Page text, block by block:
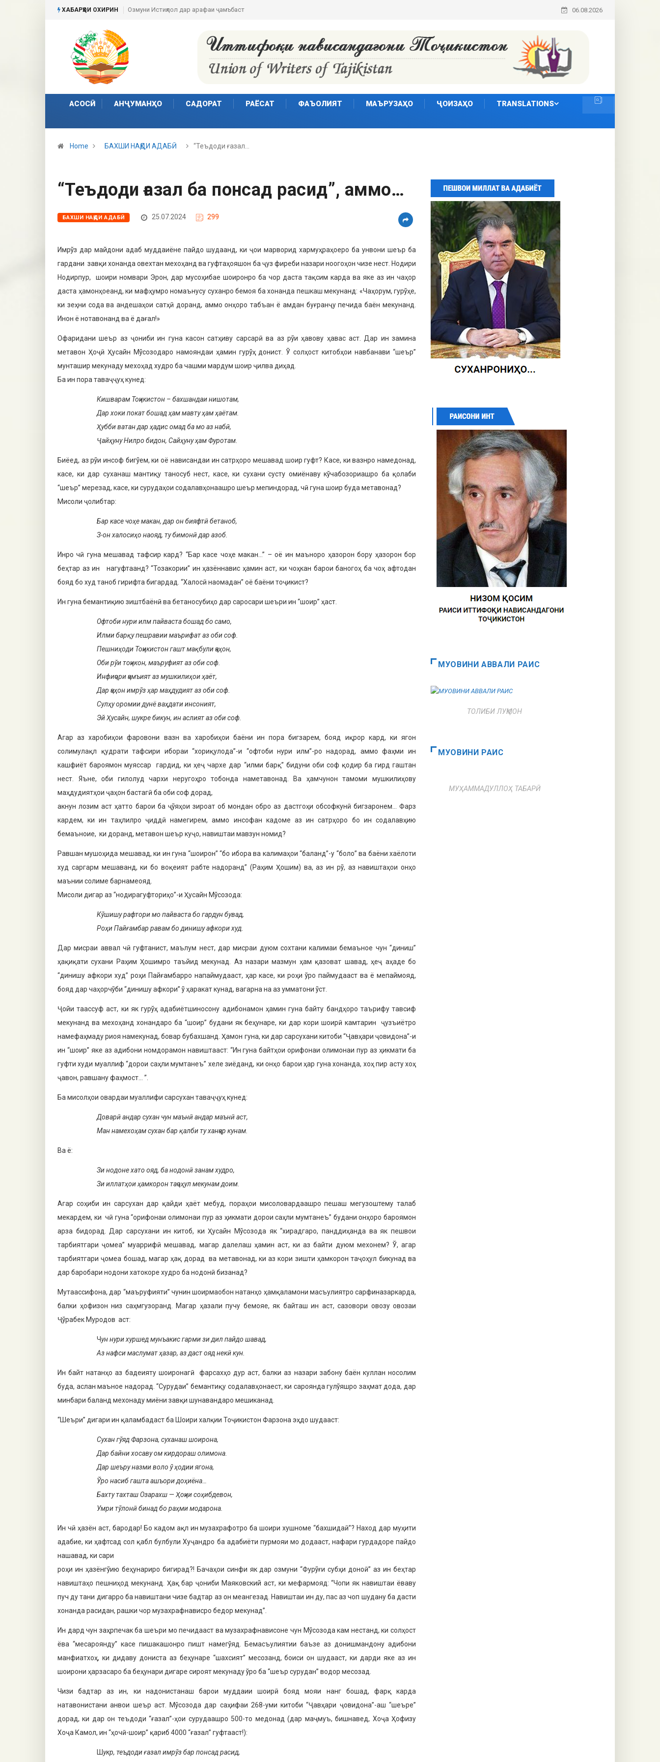
ХАБАРҲОИ ОХИРИН Набзи ғазали имрӯз 06.08.2026
АСОСӢ АНҶУМАНҲО САДОРАТ РАЁСАТ ФАЪОЛИЯТ МАЪРУЗАҲО ҶОИЗАҲО TRANSLATIONS
Home БАХШИ НАҚДИ АДАБӢ “Теъдоди ғазал…
“Теъдоди ғазал ба понсад расид”, аммо…
БАХШИ НАҚДИ АДАБӢ 25.07.2024 299
Имрўз дар майдони адаб муддаиёне пайдо шудаанд, ки ҷои марворид хармуҳраҳоеро ба унвони шеър ба
гардани завқи хонанда овехтан мехоҳанд ва гуфтаҳояшон ба ҷуз фиреби назари ноогоҳон чизе нест. Нодири
Нодирпур, шоири номвари Эрон, дар мусоҳибае шоиронро ба чор даста тақсим карда ва яке аз ин чаҳор
даста ҳамонҳоеанд, ки мафҳумро номаънусу суханро бемоя ба хонанда пешкаш мекунанд: «Чаҳорум, гурўҳе,
ки зеҳни сода ва андешаҳои сатҳӣ доранд, аммо онҳоро табъан ё амдан буғранҷу печида баён мекунанд.
Инон ё нотавонанд ва ё дағал!»
Офаридани шеър аз ҷониби ин гуна касон сатҳиву сарсарӣ ва аз рўи ҳавову ҳавас аст. Дар ин замина
метавон Ҳоҷӣ Ҳусайн Мўсозодаро намояндаи ҳамин гурўҳ донист. Ў солҳост китобҳои навбанави “шеър”
мунташир мекунаду мехоҳад худро ба чашми мардум шоир ҷилва диҳад.
Ба ин пора таваҷҷуҳ кунед:
Кишварам Тоҷикистон – бахшандаи нишотам,
Дар хоки покат бошад ҳам мавту ҳам ҳаётам.
Ҳубби ватан дар ҳадис омад ба мо аз набӣ,
Ҷайҳуну Нилро бидон, Сайҳуну ҳам Фуротам.
Биёед, аз рўи инсоф бигўем, ки оё нависандаи ин сатрҳоро мешавад шоир гуфт? Касе, ки вазнро намедонад,
касе, ки дар суханаш мантиқу таносуб нест, касе, ки сухани сусту омиёнаву кўчабозориашро ба қолаби
“шеър” мерезад, касе, ки сурудаҳои содалавҳонаашро шеър мепиндорад, чӣ гуна шоир буда метавонад?
Мисоли ҷолибтар:
Бар касе чоҳе макан, дар он бияфтӣ бетаноб,
З-он халосиҳо наояд, ту бимонӣ дар азоб.
Инро чӣ гуна мешавад тафсир кард? “Бар касе чоҳе макан…” – оё ин маъноро ҳазорон бору ҳазорон бор
беҳтар аз ин нагуфтаанд? “Тозакории” ин ҳазённавис ҳамин аст, ки чоҳкан барои баногоҳ ба чоҳ афтодан
бояд бо худ таноб гирифта бигардад. “Халосӣ наомадан” оё баёни тоҷикист?
Ин гуна бемантиқию зиштбаёнӣ ва бетаносубиҳо дар саросари шеъри ин “шоир” ҳаст.
Офтоби нури илм пайваста бошад бо само,
Илми барқу пешравии маърифат аз оби соф.
Пешниҳоди Тоҷикистон гашт мақбули ҷаҳон,
Оби рўи тоҷикон, маъруфият аз оби соф.
Инфиҷори ҷамъият аз мушкилиҳои ҳаёт,
Дар ҷаҳон имрўз ҳар маҳдудият аз оби соф.
Сулҳу оромии дунё ваҳдати инсоният,
Эй Ҳусайн, шукре бикун, ин аслият аз оби соф.
Агар аз харобиҳои фаровони вазн ва харобиҳои баёни ин пора бигзарем, бояд иқрор кард, ки ягон
солимулақл қудрати тафсири ибораи “хориқулода”-и “офтоби нури илм”-ро надорад, аммо фаҳми ин
кашфиёт бароямон муяссар гардид, ки ҳеҷ чархе дар “илми барқ” бидуни оби соф қодир ба гирд гаштан
нест. Яъне, оби гилолуд чархи неругоҳро тобонда наметавонад. Ва ҳамчунон тамоми мушкилиҳову
маҳдудиятҳои ҷаҳон бастагӣ ба оби соф дорад,
акнун лозим аст ҳатто барои ба ҷўяҳои зироат об мондан обро аз дастгоҳи обсофкунӣ бигзаронем… Фарз
кардем, ки ин таҳлилро ҷиддӣ намегирем, аммо инсофан кадоме аз ин сатрҳоро бо ин содалавҳию
бемаъноие, ки доранд, метавон шеър куҷо, навиштаи мавзун номид?
Равшан мушоҳида мешавад, ки ин гуна “шоирон” “бо ибора ва калимаҳои “баланд”-у “боло” ва баёни хаёлоти
худ саргарм мешаванд, ки бо воқеият рабте надоранд” (Раҳим Ҳошим) ва, аз ин рў, аз навиштаҳои онҳо
маънии солиме барнамеояд.
Мисоли дигар аз “нодирагуфториҳо”-и Ҳусайн Мўсозода:
Кўшишу рафтори мо пайваста бо гардун бувад,
Роҳи Пайғамбар равам бо динишу афкори худ.
Дар мисраи аввал чӣ гуфтанист, маълум нест, дар мисраи дуюм сохтани калимаи бемаъное чун “диниш”
ҳақиқати сухани Раҳим Ҳошимро таъйид мекунад. Аз назари мазмун ҳам қазоват шавад, ҳеҷ аҳаде бо
“динишу афкори худ” роҳи Пайғамбарро напаймудааст, ҳар касе, ки роҳи ўро паймудааст ва ё мепаймояд,
бояд дар чаҳорчўби “динишу афкори” ў ҳаракат кунад, вагарна на аз умматони ўст.
Ҷойи таассуф аст, ки як гурўҳ адабиётшиносону адибонамон ҳамин гуна байту бандҳоро таърифу тавсиф
мекунанд ва мехоҳанд хонандаро ба “шоир” будани як беҳунаре, ки дар кори шоирӣ камтарин ҷузъиётро
намефаҳмаду риоя намекунад, бовар бубахшанд. Ҳамон гуна, ки дар сарсухани китоби “Ҷавҳари ҷовидона”-и
ин “шоир” яке аз адибони номдорамон навиштааст: “Ин гуна байтҳои орифонаи олимонаи пур аз ҳикмати ба
гуфти худи муаллиф “дорои саҳли мумтанеъ” хеле зиёданд, ки онҳо барои ҳар гуна хонанда, хоҳ пир асту хоҳ
ҷавон, равшану фаҳмост… ”.
Ба мисолҳои овардаи муаллифи сарсухан таваҷҷуҳ кунед:
Доварӣ андар сухан чун маънӣ андар маънӣ аст,
Ман намехоҳам сухан бар қалби ту ханҷар кунам.
Ва ё:
Зи нодоне хато ояд, ба нодонӣ занам худро,
Зи иллатҳои ҳамкорон таҷоҳул мекунам доим.
Агар соҳиби ин сарсухан дар қайди ҳаёт мебуд, пораҳои мисоловардаашро пешаш мегузоштему талаб
мекардем, ки чӣ гуна “орифонаи олимонаи пур аз ҳикмати дорои саҳли мумтанеъ” будани онҳоро бароямон
арза бидорад. Дар сарсухани ин китоб, ки Ҳусайн Мўсозода як “хирадгаро, панддиҳанда ва як пешвои
тарбиятгари ҷомеа” муаррифӣ мешавад, магар далелаш ҳамин аст, ки аз байти дуюм мехонем? Ў, агар
тарбиятгари ҷомеа бошад, магар ҳақ дорад ва метавонад, ки аз кори зишти ҳамкорон таҷоҳул бикунад ва
дар баробари нодони хатокоре худро ба нодонӣ бизанад?
Мутаассифона, дар “маъруфияти” чунин шоирмаобон натанҳо ҳамқаламони масъулиятро сарфиназаркарда,
балки ҳофизон низ саҳмгузоранд. Магар ҳазали пучу бемояе, як байташ ин аст, сазовори овозу овозаи
Ҷўрабек Муродов аст:
Чун нури хуршед мунъакис гарми зи дил пайдо шавад,
Аз нафси маслумат ҳазар, аз даст ояд некӣ кун.
Ин байт натанҳо аз бадеияту шоиронагӣ фарсахҳо дур аст, балки аз назари забону баён куллан носолим
буда, аслан маъное надорад. “Сурудаи” бемантиқу содалавҳонаест, ки сароянда гулўяшро заҳмат дода, дар
минбари баланд мехонаду миёни завқи шунавандаро мешиканад.
“Шеъри” дигари ин қаламбадаст ба Шоири халқии Тоҷикистон Фарзона эҳдо шудааст:
Сухан гўяд Фарзона, суханаш шоирона,
Дар байни хосаву ом кирдораш олимона.
Дар шеъру назми воло ў ҳодии ягона,
Ўро насиб гашта ашъори доҳиёна…
Бахту тахташ Озарахш — Ҳоҷии соҳибдевон,
Умри тўлонӣ бинад бо раҳми модарона.
Ин чӣ ҳазён аст, бародар! Бо кадом ақл ин музахрафотро ба шоири хушноме “бахшидаӣ”? Наход дар муҳити
адабие, ки ҳафтсад сол қабл булбули Хуҷандро ба адабиёти пурмояи мо додааст, нафари гурдадоре пайдо
нашавад, ки сари
роҳи ин ҳазёнгўию беҳунариро бигирад?! Бачаҳои синфи як дар озмуни “Фурўғи субҳи доноӣ” аз ин беҳтар
навиштаҳо пешниҳод мекунанд. Ҳақ бар ҷониби Маяковский аст, ки мефармояд: “Чопи як навиштаи ёваву
пуч ду тани дигарро ба навиштани чизе бадтар аз он меангезад. Навиштаи ин ду, пас аз чоп шудану ба дасти
хонанда расидан, рашки чор музахрафнависро бедор мекунад”.
Ин дард чун заҳрпечак ба шеъри мо печидааст ва музахрафнависоне чун Мўсозода кам нестанд, ки солҳост
ёва “месароянду” касе пишакашонро пишт намегўяд. Бемасъулиятии баъзе аз донишмандону адибони
манфиатхоҳ, ки дидаву дониста аз беҳунаре “шахсият” месозанд, боиси он шудааст, ки дарди яке аз ин
шоирони ҳарзасаро ба беҳунари дигаре сироят мекунаду ўро ба “шеър сурудан” водор месозад.
Чизи бадтар аз ин, ки надонистанаш барои муддаии шоирӣ бояд мояи нанг бошад, фарқ карда
натавонистани анвои шеър аст. Мўсозода дар саҳифаи 268-уми китоби “Ҷавҳари ҷовидона”-аш “шеъре”
дорад, ки дар он теъдоди “ғазал”-ҳои сурудаашро 500-то медонад (дар маҷмуъ, бишнавед, Хоҷа Ҳофизу
Хоҷа Камол, ин “ҳочӣ-шоир” қариб 4000 “ғазал” гуфтааст!):
Шукр, теъдоди ғазал имрўз бар понсад расид,
МУОВИНИ АВВАЛИ РАИС
ТОЛИБИ ЛУҚМОН
МУОВИНИ РАИС
МУҲАММАДУЛЛОҲ ТАБАРӢ